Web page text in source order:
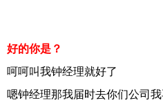
好的你是？
呵呵叫我钟经理就好了
嗯钟经理那我届时去你们公司